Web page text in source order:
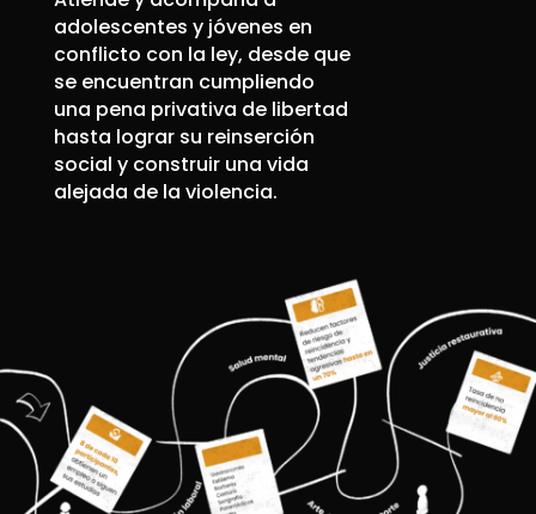
adolescentes y jóvenes en
conflicto con la ley, desde que
se encuentran cumpliendo
una pena privativa de libertad
hasta lograr su reinserción
social y construir una vida
alejada de la violencia.